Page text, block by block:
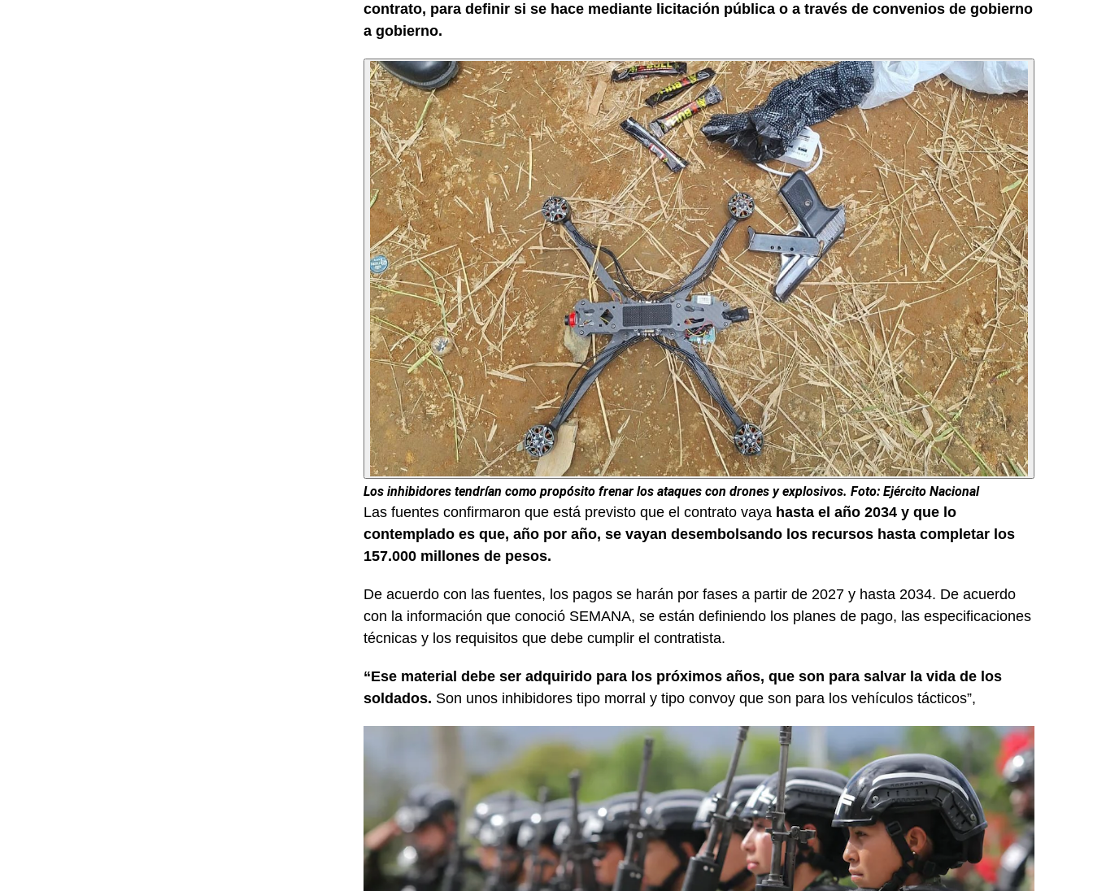
contrato, para definir si se hace mediante licitación pública o a través de convenios de gobierno
a gobierno.
Los inhibidores tendrían como propósito frenar los ataques con drones y explosivos. Foto: Ejército Nacional
Las fuentes confirmaron que está previsto que el contrato vaya hasta el año 2034 y que lo
contemplado es que, año por año, se vayan desembolsando los recursos hasta completar los
157.000 millones de pesos.
De acuerdo con las fuentes, los pagos se harán por fases a partir de 2027 y hasta 2034. De acuerdo
con la información que conoció SEMANA, se están definiendo los planes de pago, las especificaciones
técnicas y los requisitos que debe cumplir el contratista.
“Ese material debe ser adquirido para los próximos años, que son para salvar la vida de los
soldados. Son unos inhibidores tipo morral y tipo convoy que son para los vehículos tácticos”,